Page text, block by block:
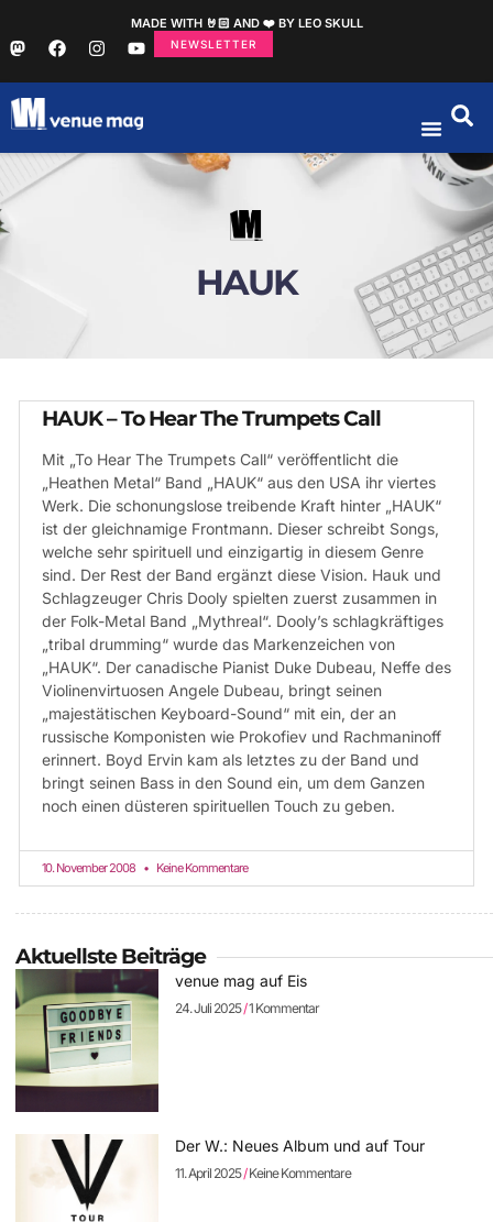
MADE WITH 🤘🏻 AND ❤️ BY LEO SKULL
NEWSLETTER
HAUK
HAUK – To Hear The Trumpets Call
Mit „To Hear The Trumpets Call“ veröffentlicht die
„Heathen Metal“ Band „HAUK“ aus den USA ihr viertes
Werk. Die schonungslose treibende Kraft hinter „HAUK“
ist der gleichnamige Frontmann. Dieser schreibt Songs,
welche sehr spirituell und einzigartig in diesem Genre
sind. Der Rest der Band ergänzt diese Vision. Hauk und
Schlagzeuger Chris Dooly spielten zuerst zusammen in
der Folk-Metal Band „Mythreal“. Dooly’s schlagkräftiges
„tribal drumming“ wurde das Markenzeichen von
„HAUK“. Der canadische Pianist Duke Dubeau, Neffe des
Violinenvirtuosen Angele Dubeau, bringt seinen
„majestätischen Keyboard-Sound“ mit ein, der an
russische Komponisten wie Prokofiev und Rachmaninoff
erinnert. Boyd Ervin kam als letztes zu der Band und
bringt seinen Bass in den Sound ein, um dem Ganzen
noch einen düsteren spirituellen Touch zu geben.
10. November 2008 Keine Kommentare
Aktuellste Beiträge
venue mag auf Eis
24. Juli 2025 1 Kommentar
Der W.: Neues Album und auf Tour
11. April 2025 Keine Kommentare